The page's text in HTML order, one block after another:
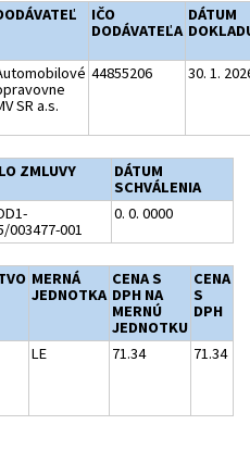
IČO
DODÁVATEĽA
DÁTUM
SR a.s.
44855206 30. 1.
ZMLUVY
DÁTUM
SCHVÁLENIA
003477-001
0. 0. 0000
MERNÁ
JEDNOTKA
CENA S
DPH NA
MERNÚ
JEDNOTKU
CENA
S
DPH
LE 71.34 71.34